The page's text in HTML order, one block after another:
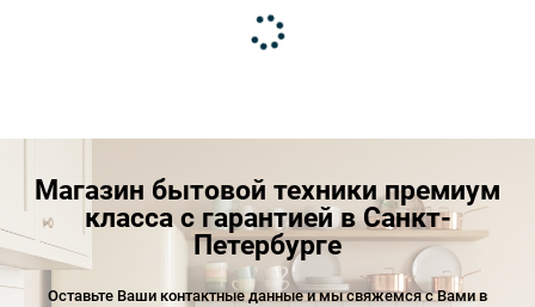
Магазин бытовой техники премиум
класса с гарантией в Санкт-
Петербурге
Оставьте Ваши контактные данные и мы свяжемся с Вами в